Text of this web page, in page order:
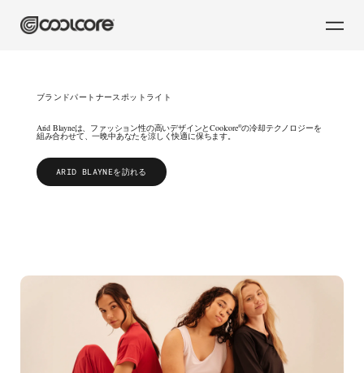
ブランドパートナースポットライト
Arid Blayneは、ファッション性の高いデザインとCoolcore®の冷却テクノロジーを
組み合わせて、一晩中あなたを涼しく快適に保ちます。
ARID BLAYNEを訪れる